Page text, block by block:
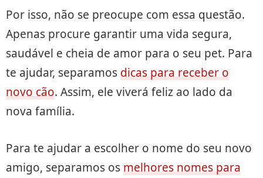
Por isso, não se preocupe com essa questão.
Apenas procure garantir uma vida segura,
saudável e cheia de amor para o seu pet. Para
te ajudar, separamos dicas para receber o
novo cão. Assim, ele viverá feliz ao lado da
nova família.
Para te ajudar a escolher o nome do seu novo
amigo, separamos os melhores nomes para